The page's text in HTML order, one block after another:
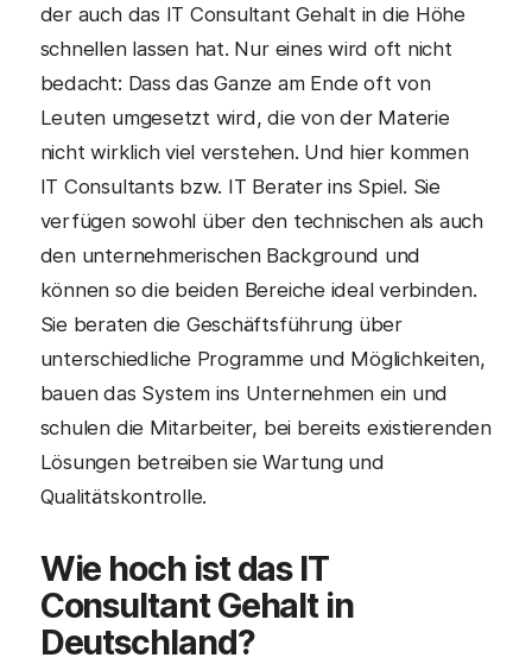
der auch das IT Consultant Gehalt in die Höhe
schnellen lassen hat. Nur eines wird oft nicht
bedacht: Dass das Ganze am Ende oft von
Leuten umgesetzt wird, die von der Materie
nicht wirklich viel verstehen. Und hier kommen
IT Consultants bzw. IT Berater ins Spiel. Sie
verfügen sowohl über den technischen als auch
den unternehmerischen Background und
können so die beiden Bereiche ideal verbinden.
Sie beraten die Geschäftsführung über
unterschiedliche Programme und Möglichkeiten,
bauen das System ins Unternehmen ein und
schulen die Mitarbeiter, bei bereits existierenden
Lösungen betreiben sie Wartung und
Qualitätskontrolle.
Wie hoch ist das IT
ConsultantGehalt in
Deutschland?